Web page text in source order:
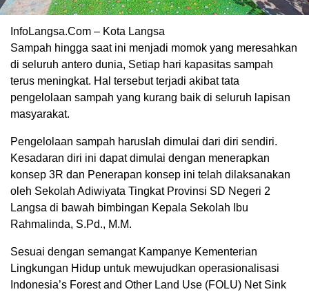
InfoLangsa.Com – Kota Langsa
Sampah hingga saat ini menjadi momok yang meresahkan
di seluruh antero dunia, Setiap hari kapasitas sampah
terus meningkat. Hal tersebut terjadi akibat tata
pengelolaan sampah yang kurang baik di seluruh lapisan
masyarakat.
Pengelolaan sampah haruslah dimulai dari diri sendiri.
Kesadaran diri ini dapat dimulai dengan menerapkan
konsep 3R dan Penerapan konsep ini telah dilaksanakan
oleh Sekolah Adiwiyata Tingkat Provinsi SD Negeri 2
Langsa di bawah bimbingan Kepala Sekolah Ibu
Rahmalinda, S.Pd., M.M.
Sesuai dengan semangat Kampanye Kementerian
Lingkungan Hidup untuk mewujudkan operasionalisasi
Indonesia’s Forest and Other Land Use (FOLU) Net Sink